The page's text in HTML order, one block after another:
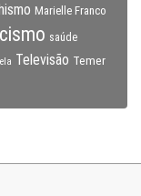
Marielle Franco
saúde
Televisão Temer